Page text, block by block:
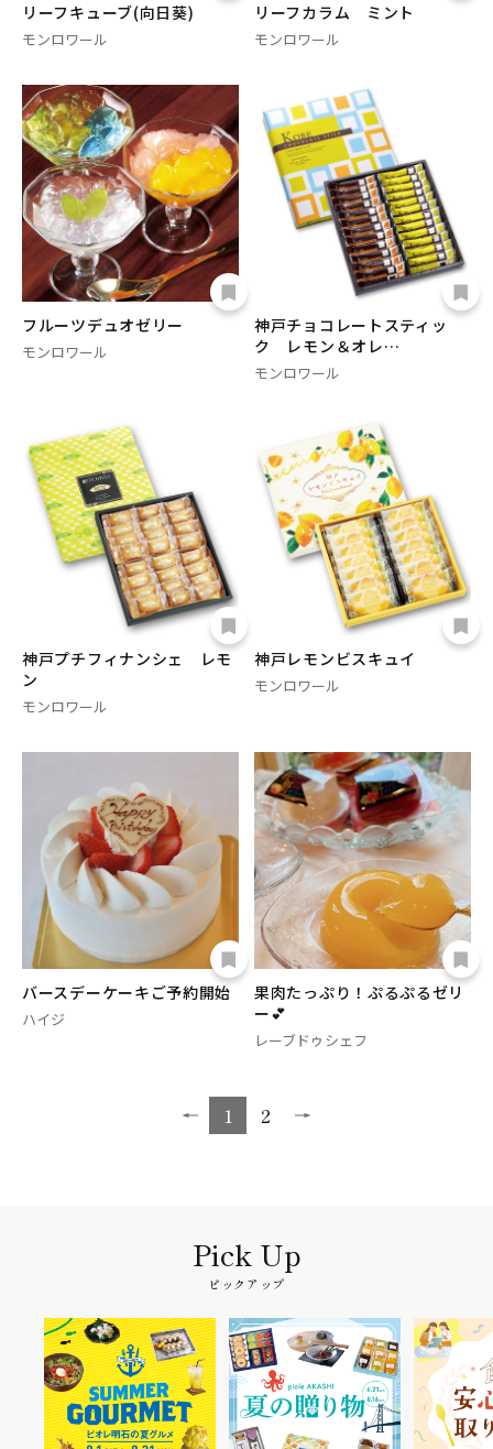
リーフキューブ(向日葵)
モンロワール
リーフカラム ミント
モンロワール
フルーツデュオゼリー
モンロワール
神戸チョコレートスティッ
ク レモン＆オレ…
モンロワール
神戸プチフィナンシェ レモ
ン
モンロワール
神戸レモンビスキュイ
モンロワール
バースデーケーキご予約開始
ハイジ
果肉たっぷり！ぷるぷるゼリ
ー💕
レーブドゥシェフ
1 2
ピックアップ